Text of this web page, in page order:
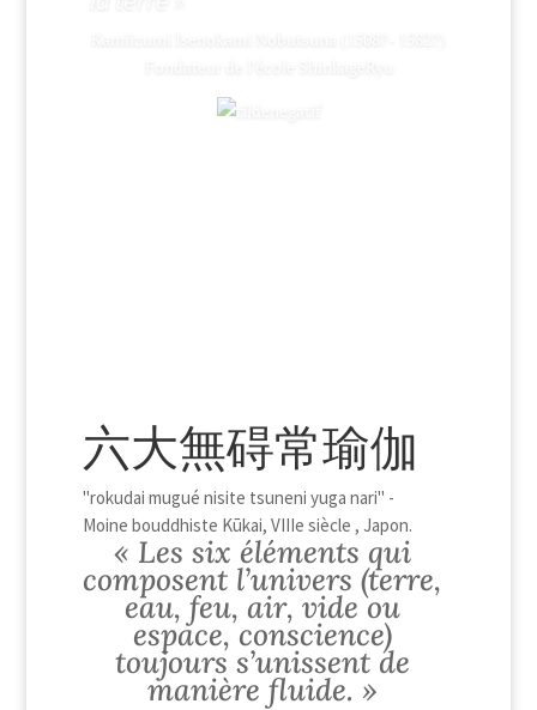
六大無碍常瑜伽
"rokudai mugué nisite tsuneni yuga nari" -
Moine bouddhiste Kūkai, VIIIe siècle , Japon.
« Les six éléments qui
composent l’univers (terre,
eau, feu, air, vide ou
espace, conscience)
toujours s’unissent de
manière fluide. »